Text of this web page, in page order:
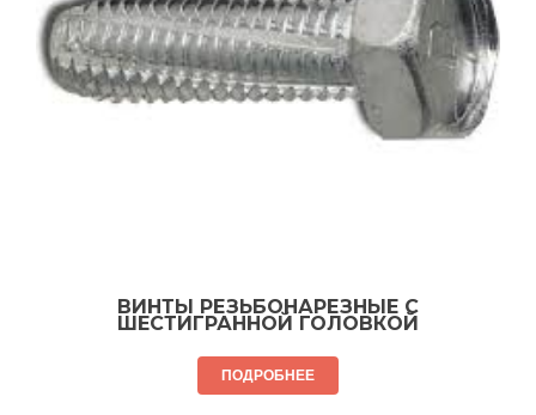
ВИНТЫ РЕЗЬБОНАРЕЗНЫЕ С
ШЕСТИГРАННОЙ ГОЛОВКОЙ
ПОДРОБНЕЕ